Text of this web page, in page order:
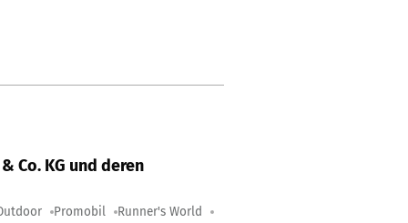
Co. KG und deren
Promobil Runner's World